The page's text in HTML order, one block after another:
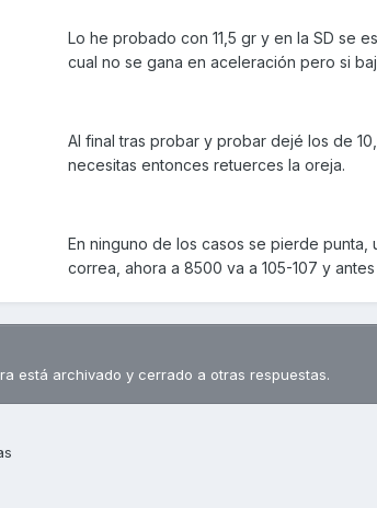
Lo he probado con 11,5 gr y en la SD se
cual no se gana en aceleración pero si
Al final tras probar y probar dejé los de
necesitas entonces retuerces la oreja.
En ninguno de los casos se pierde
correa, ahora a 8500 va a 105-107 y
está archivado y cerrado a otras respuestas.